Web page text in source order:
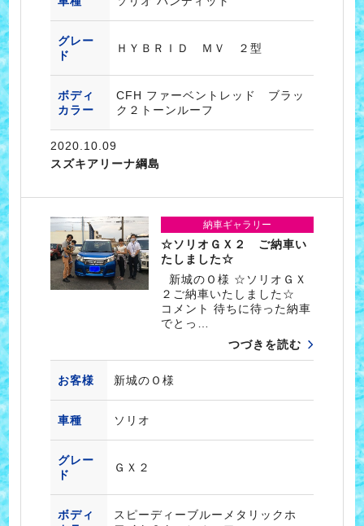
グレー
ド
ＨＹＢＲＩＤ ＭＶ ２型
ボディ
カラー
CFH ファーベントレッド ブラッ
ク２トーンルーフ
2020.10.09
スズキアリーナ綱島
納車ギャラリー
☆ソリオＧＸ２ ご納車い
たしました☆
新城のＯ様 ☆ソリオＧＸ
２ご納車いたしました☆
コメント 待ちに待った納車
でとっ…
つづきを読む
お客様 新城のＯ様
車種 ソリオ
グレー
ド
ＧＸ２
ボディ
スピーディーブルーメタリックホ